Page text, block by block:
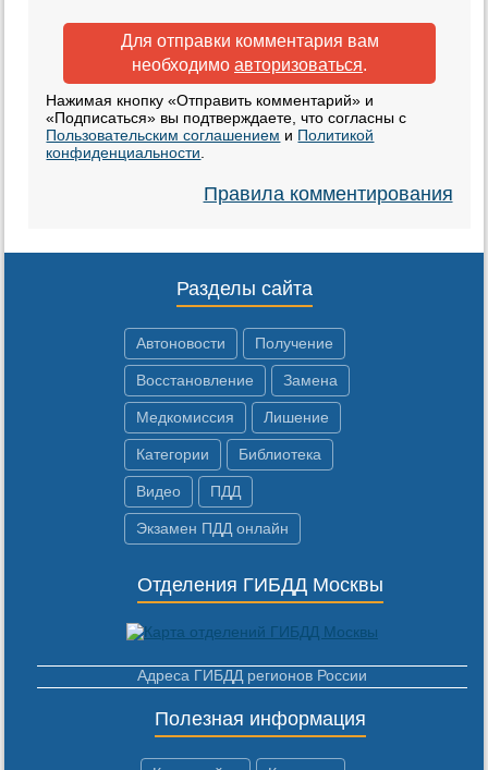
Для отправки комментария вам
необходимо авторизоваться.
Нажимая кнопку «Отправить комментарий» и
«Подписаться» вы подтверждаете, что согласны с
Пользовательским соглашением и Политикой
конфиденциальности
Правила комментирования
Разделы сайта
Автоновости Получение
Восстановление Замена
Медкомиссия Лишение
Категории Библиотека
Видео ПДД
Экзамен ПДД онлайн
Отделения ГИБДД Москвы
Адреса ГИБДД регионов России
Полезная информация